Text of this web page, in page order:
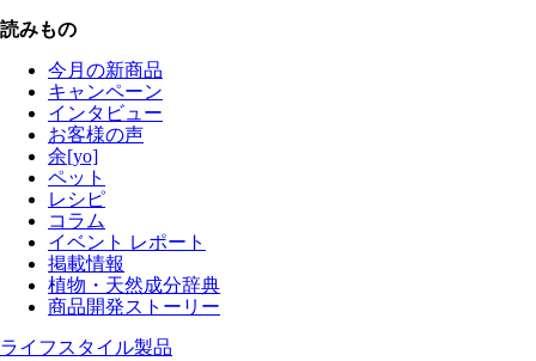
読みもの
今月の新商品
キャンペーン
インタビュー
お客様の声
余[yo]
ペット
レシピ
コラム
イベント レポート
掲載情報
植物・天然成分辞典
商品開発ストーリー
ライフスタイル製品